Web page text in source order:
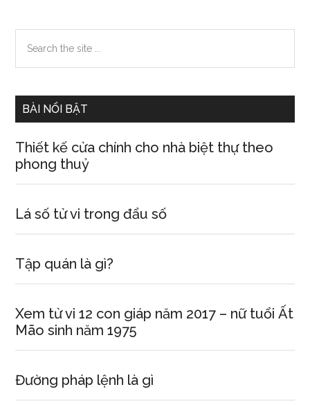
nghiệm
Giang
Primary
Sidebar
the
BÀI NỔI BẬT
Thiết kế cửa chính cho nhà biệt thự theo
phong thuỷ
Lá số tử vi trong đẩu số
Tập quán là gì?
Xem tử vi 12 con giáp năm 2017 – nữ tuổi Ất
Mão sinh năm 1975
Đường pháp lệnh là gì